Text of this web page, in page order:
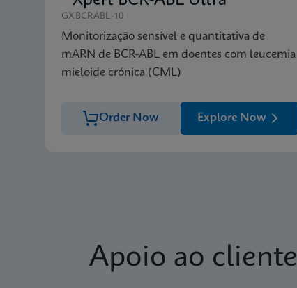
GXBCRABL-10
Monitorização sensível e quantitativa de
mARN de BCR-ABL em doentes com leucemia
mieloide crónica (CML)
Order Now Explore Now
Apoio ao cliente